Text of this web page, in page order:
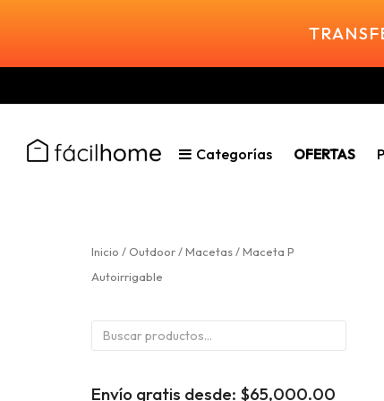
Categorías OFERTAS
Inicio / Outdoor/Macetas/ Maceta P
Autoirrigable
Buscar
Envío gratis desde: $65,000.00